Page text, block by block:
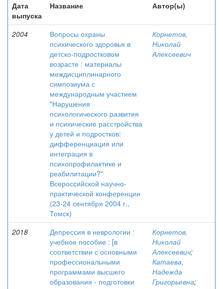
Дата
выпуска
Название Автор(ы)
2004
Вопросы охраны
психического здоровья в
детско-подростковом
возрасте : материалы
междисциплинарного
симпозиума с
международным участием
"Нарушения
психологического развития
и психические расстройства
у детей и подростков:
дифференциация или
интеграция в
психопрофилактике и
реабилитации?"
Всероссийской научно-
практической конференции
(23-24 сентября 2004 г.,
Томск)
Корнетов,
Николай
Алексеевич
2018
Депрессия в неврологии :
учебное пособие : [в
соответствии с основными
профессиональными
программами высшего
образования - подготовки
Корнетов,
Николай
Алексеевич;
Катаева,
Надежда
Григорьевна;